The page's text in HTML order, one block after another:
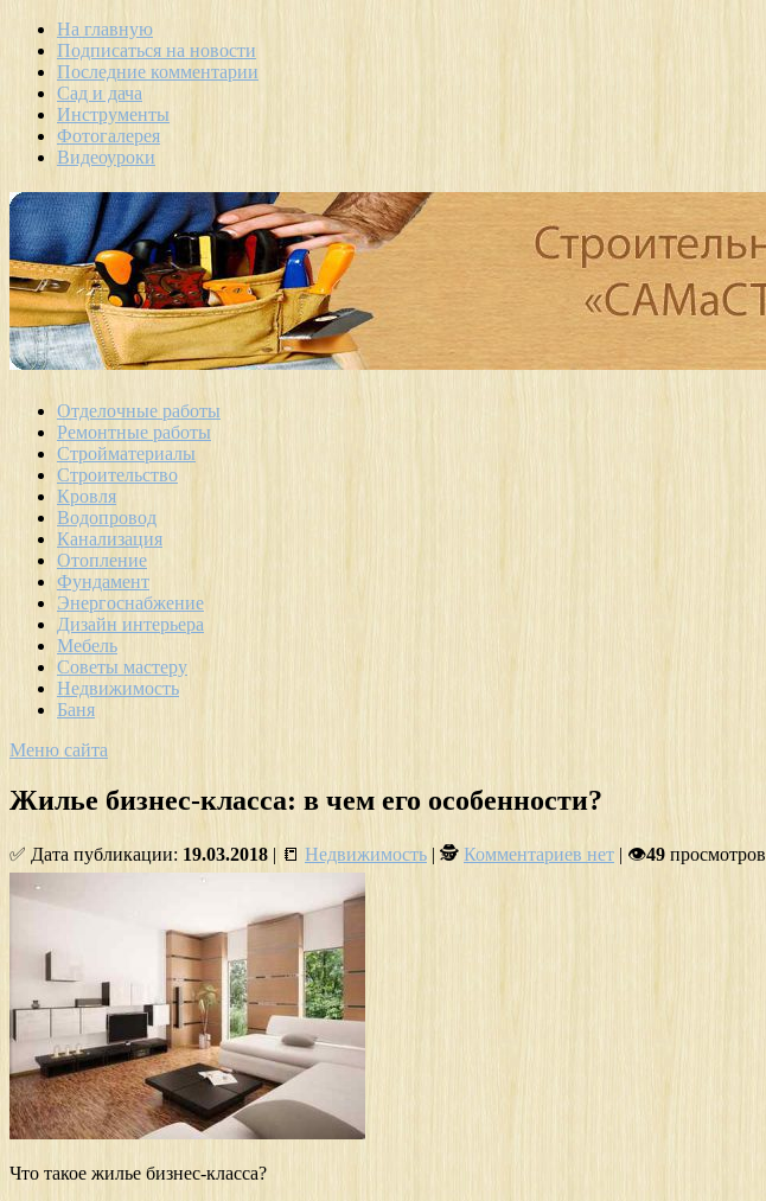
На главную
Подписаться на новости
Последние комментарии
Сад и дача
Инструменты
Фотогалерея
Видеоуроки
Отделочные работы
Ремонтные работы
Стройматериалы
Строительство
Кровля
Водопровод
Канализация
Отопление
Фундамент
Энергоснабжение
Дизайн интерьера
Мебель
Советы мастеру
Недвижимость
Баня
Меню сайта
Жилье бизнес-класса: в чем его особенности?
✅ Дата публикации: 19.03.2018 | 📒 Недвижимость | 🕵 Комментариев нет | 👁49 просмотров
Что такое жилье бизнес-класса?